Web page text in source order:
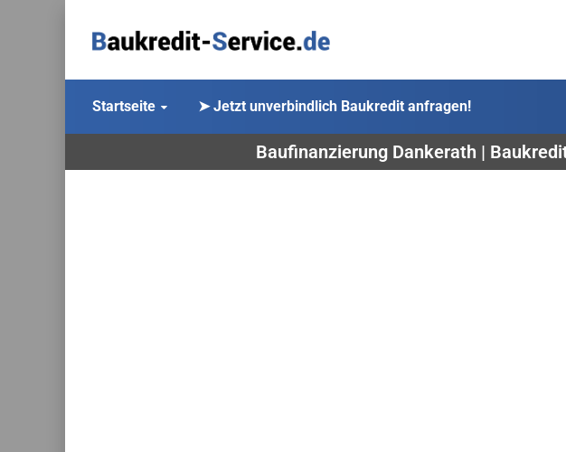
Startseite ➤ Jetzt unverbindlich Baukredit anfragen!
Baufinanzierung Dankerath |